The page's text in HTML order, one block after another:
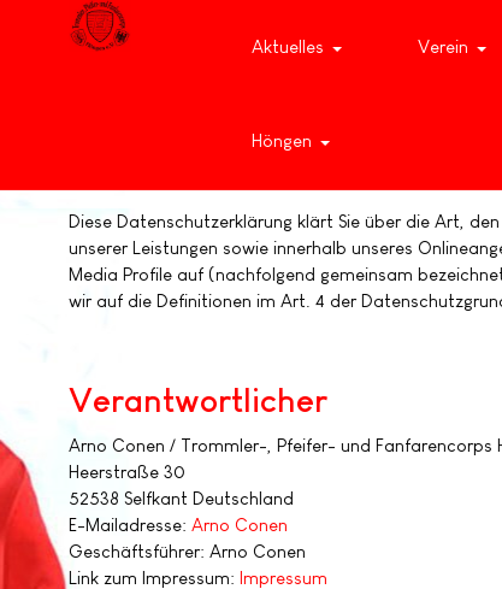
Aktuelles Verein
Höngen
Diese Datenschutzerklärung klärt Sie über die Art,
unserer Leistungen sowie innerhalb unseres
Media Profile auf (nachfolgend gemeinsam
wir auf die Definitionen im Art. 4 der
Verantwortlicher
Arno Conen / Trommler-, Pfeifer- und Fanfarencorps
Heerstraße 30
52538 Selfkant Deutschland
E-Mailadresse: Arno Conen
Geschäftsführer: Arno Conen
Link zum Impressum: Impressum